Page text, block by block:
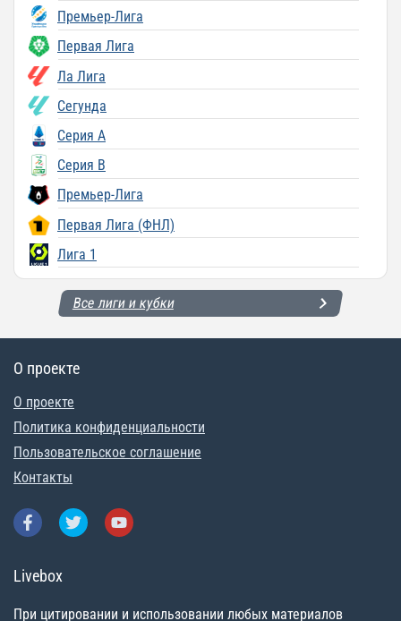
Премьер-Лига
Первая Лига
Ла Лига
Сегунда
Серия A
Серия B
Премьер-Лига
Первая Лига (ФНЛ)
Лига 1
Все лиги и кубки
О проекте
О проекте
Политика конфиденциальности
Пользовательское соглашение
Контакты
Livebox
При цитировании и использовании любых материалов